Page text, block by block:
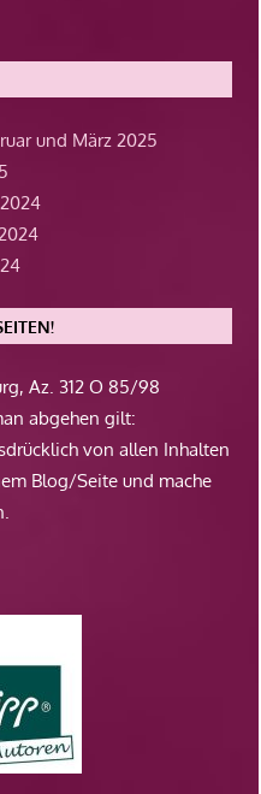
und März 2025
Az. 312 O 85/98
abgehen gilt:
von allen Inhalten
Blog/Seite und mache